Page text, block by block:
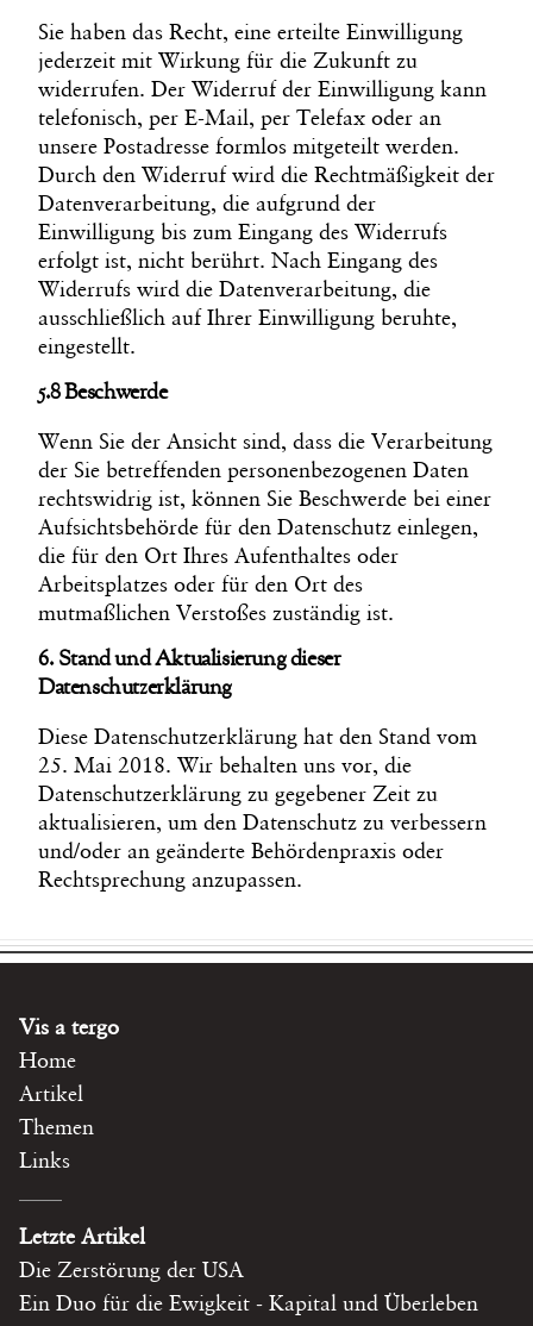
Sie haben das Recht, eine erteilte Einwilligung
jederzeit mit Wirkung für die Zukunft zu
widerrufen. Der Widerruf der Einwilligung kann
telefonisch, per E-Mail, per Telefax oder an
unsere Postadresse formlos mitgeteilt werden.
Durch den Widerruf wird die Rechtmäßigkeit der
Datenverarbeitung, die aufgrund der
Einwilligung bis zum Eingang des Widerrufs
erfolgt ist, nicht berührt. Nach Eingang des
Widerrufs wird die Datenverarbeitung, die
ausschließlich auf Ihrer Einwilligung beruhte,
eingestellt.
5.8 Beschwerde
Wenn Sie der Ansicht sind, dass die Verarbeitung
der Sie betreffenden personenbezogenen Daten
rechtswidrig ist, können Sie Beschwerde bei einer
Aufsichtsbehörde für den Datenschutz einlegen,
die für den Ort Ihres Aufenthaltes oder
Arbeitsplatzes oder für den Ort des
mutmaßlichen Verstoßes zuständig ist.
6. Stand und Aktualisierung dieser
Datenschutzerklärung
Diese Datenschutzerklärung hat den Stand vom
25. Mai 2018. Wir behalten uns vor, die
Datenschutzerklärung zu gegebener Zeit zu
aktualisieren, um den Datenschutz zu verbessern
und/oder an geänderte Behördenpraxis oder
Rechtsprechung anzupassen.
Vis a tergo
Home
Artikel
Themen
Links
Letzte Artikel
Die Zerstörung der USA
Ein Duo für die Ewigkeit - Kapital und Überleben